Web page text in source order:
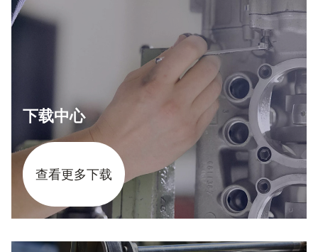
下载中心
查看更多下载